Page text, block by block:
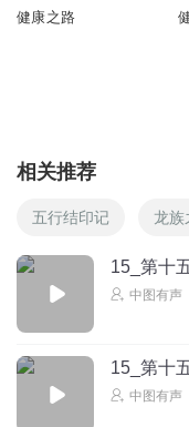
健康之路
相关推荐
五行结印记 龙族
15_第十
中图有声
15_第十
中图有声